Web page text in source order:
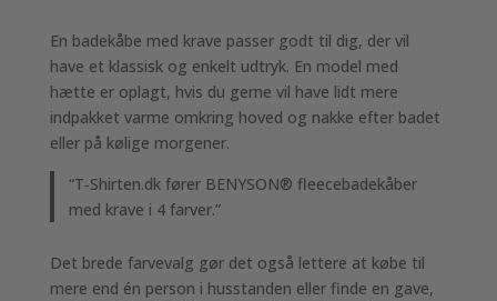
En badekåbe med krave passer godt til dig, der vil
have et klassisk og enkelt udtryk. En model med
hætte er oplagt, hvis du gerne vil have lidt mere
indpakket varme omkring hoved og nakke efter badet
eller på kølige morgener.
“T‑Shirten.dk fører BENYSON® fleecebadekåber
med krave i 4 farver.”
Det brede farvevalg gør det også lettere at købe til
mere end én person i husstanden eller finde en gave,